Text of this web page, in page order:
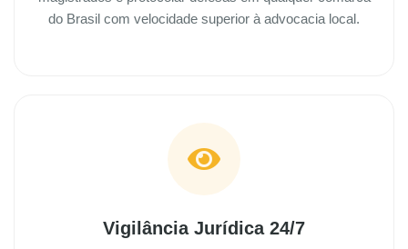
do Brasil com velocidade superior à advocacia local.
Vigilância Jurídica 24/7